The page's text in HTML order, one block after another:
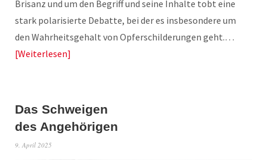
Brisanz und um den Begriff und seine Inhalte tobt eine
stark polarisierte Debatte, bei der es insbesondere um
den Wahrheitsgehalt von Opferschilderungen geht.…
Weiterlesen
Das Schweigen
des Angehörigen
9. April 2025